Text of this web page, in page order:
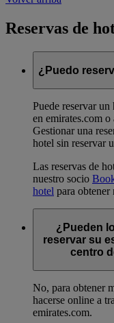
Reservas de
¿Puedo
Puede reservar un
en emirates.com
Gestionar una
hotel sin reservar
Las reservas de
nuestro socio
hotel para obtener
¿Pueden
reservar su
centro
No, para obtener
hacerse online a
emirates.com.